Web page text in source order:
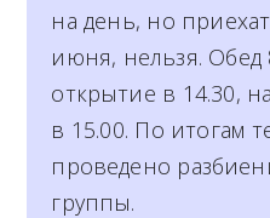
на день, но
июня, нельзя. Обед
открытие в 14.30,
в 15.00. По итогам
проведено
группы.